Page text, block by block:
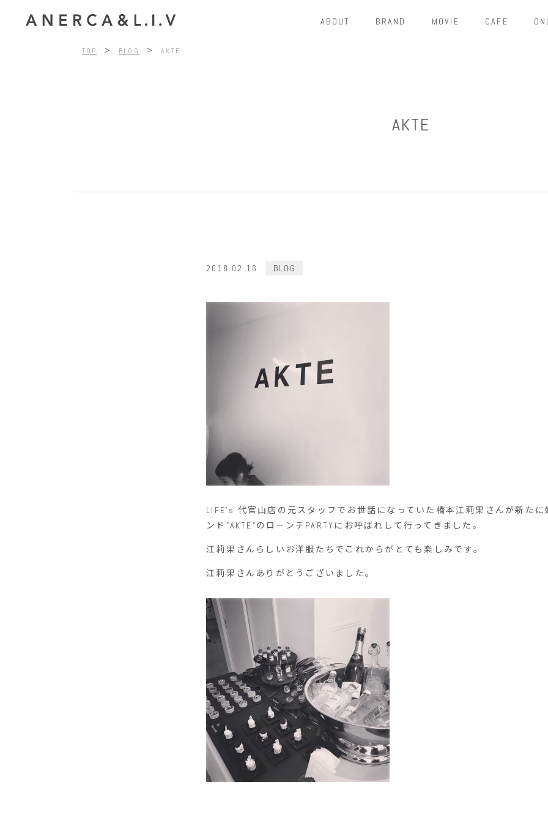
ABOUT BRAND MOVIE CAFE
TOP > BLOG > AKTE
AKTE
2018.02.16 BLOG
LIFE's 代官山店の元スタッフでお世話になっていた橋本江莉果さんが新たに
ンド"AKTE"のローンチPARTYにお呼ばれして行ってきました。
江莉果さんらしいお洋服たちでこれからがとても楽しみです。
江莉果さんありがとうございました。